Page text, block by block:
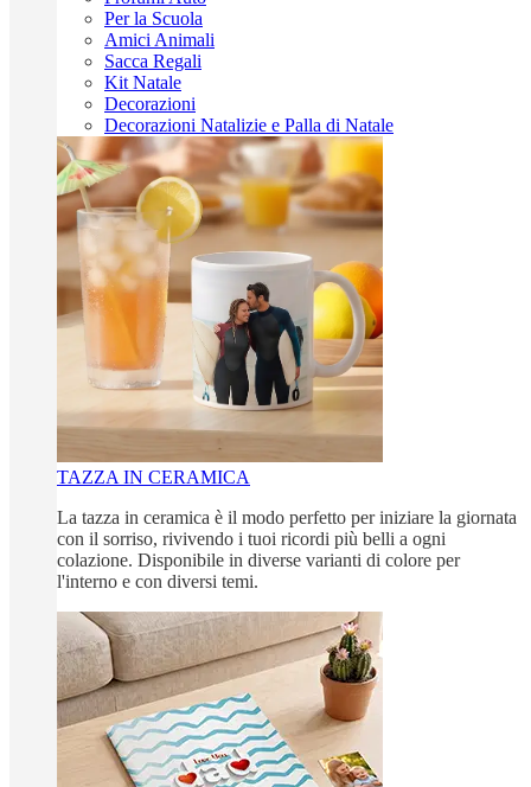
Per la Scuola
Amici Animali
Sacca Regali
Kit Natale
Decorazioni
Decorazioni Natalizie e Palla di Natale
TAZZA IN CERAMICA
La tazza in ceramica è il modo perfetto per iniziare la giornata
con il sorriso, rivivendo i tuoi ricordi più belli a ogni
colazione. Disponibile in diverse varianti di colore per
l'interno e con diversi temi.